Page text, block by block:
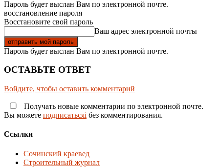
Пароль будет выслан Вам по электронной почте.
восстановление пароля
Восстановите свой пароль
Ваш адрес электронной почты
Пароль будет выслан Вам по электронной почте.
ОСТАВЬТЕ ОТВЕТ
Войдите, чтобы оставить комментарий
Получать новые комментарии по электронной почте.
Вы можете подписатьсяi без комментирования.
Ссылки
Сочинский краевед
Строительный журнал